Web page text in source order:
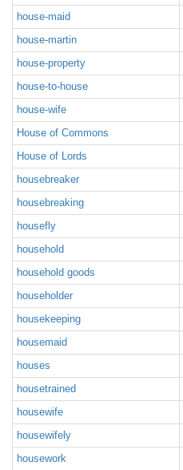
house-maid
house-martin
house-property
house-to-house
house-wife
House of Commons
House of Lords
housebreaker
housebreaking
housefly
household
household goods
householder
housekeeping
housemaid
houses
housetrained
housewife
housewifely
housework